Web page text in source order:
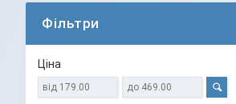
Фільтри
Ціна